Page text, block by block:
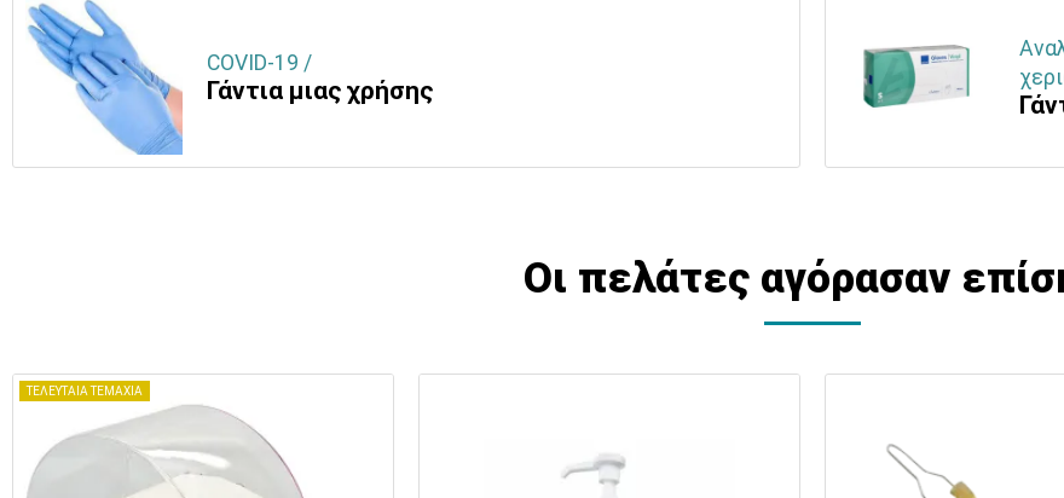
COVID-19 /
Γάντια μιας χρήσης
Οι πελάτες αγόρασαν
ΤΕΛΕΥΤΑΙΑ ΤΕΜΑΧΙΑ